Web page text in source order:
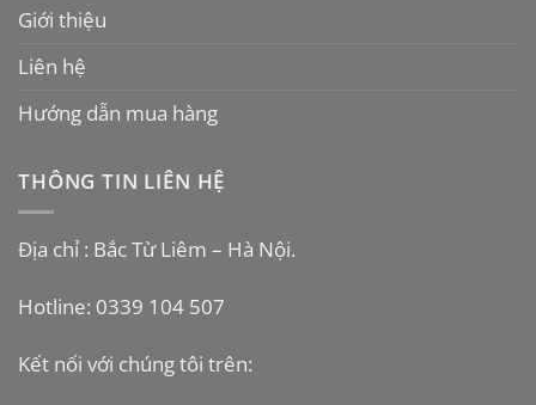
Giới thiệu
Liên hệ
Hướng dẫn mua hàng
THÔNG TIN LIÊN HỆ
Địa chỉ : Bắc Từ Liêm – Hà Nội.
Hotline: 0339 104 507
Kết nối với chúng tôi trên: